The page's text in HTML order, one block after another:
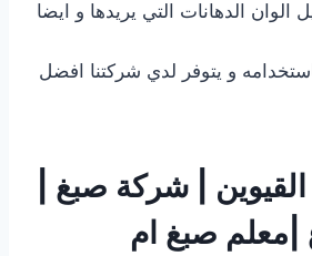
الوان الدهانات التي يريدها و ايضا
و يتوفر لدي شركتنا افضل
| شركة صبغ |
|معلم صبغ ام